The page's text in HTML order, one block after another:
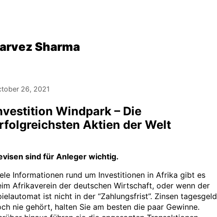
Sharma
26, 2021
Windpark – Die
Aktien der Welt
sind für Anleger wichtig.
Informationen rund um Investitionen in Afrika gibt es
Afrikaverein der deutschen Wirtschaft, oder wenn der
ist nicht in der “Zahlungsfrist”. Zinsen tagesgeld
nie gehört, halten Sie am besten die paar Gewinne.